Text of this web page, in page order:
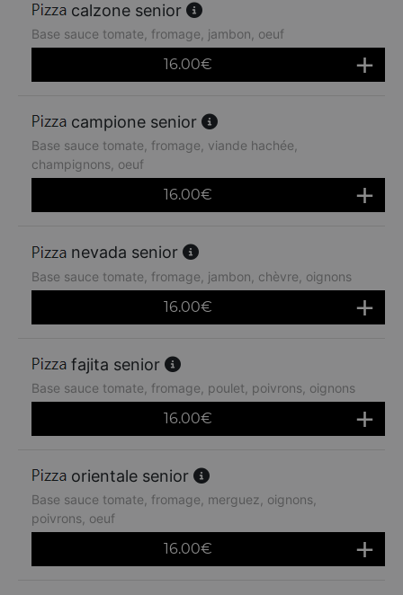
calzone senior
Base sauce tomate, fromage, jambon, oeuf
16.00€
campione senior
Base sauce tomate, fromage, viande hachée,
champignons, oeuf
16.00€
nevada senior
Base sauce tomate, fromage, jambon, chèvre, oignons
16.00€
fajita senior
Base sauce tomate, fromage, poulet, poivrons, oignons
16.00€
orientale senior
Base sauce tomate, fromage, merguez, oignons,
poivrons, oeuf
16.00€